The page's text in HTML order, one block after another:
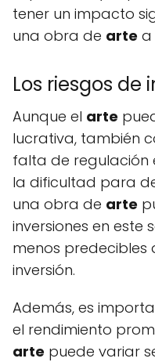
tener un impacto
una obra de arte a
Los riesgos de
Aunque el arte
lucrativa, también
falta de regulación
la dificultad para
una obra de arte
inversiones en este
menos
inversión.
Además, es
el rendimiento
arte puede variar